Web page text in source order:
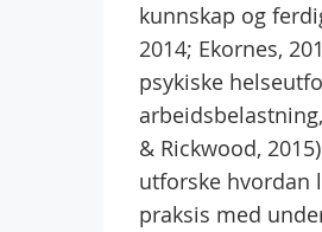
kunnskap og
2014; Ekornes,
psykiske
& Rickwood,
utforske hvordan
praksis med